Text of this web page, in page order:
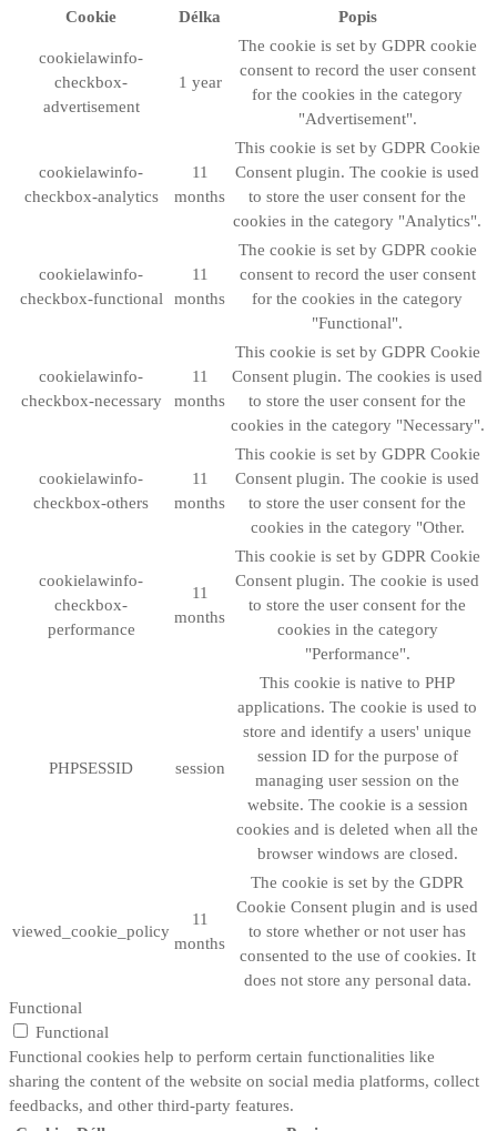
Cookie
Délka Popis
cookielawinfo-
checkbox-
advertisement
1 year
The cookie is set by GDPR cookie
consent to record the user consent
for the cookies in the category
"Advertisement".
cookielawinfo-
checkbox-analytics
11
months
This cookie is set by GDPR Cookie
Consent plugin. The cookie is used
to store the user consent for the
cookies in the category "Analytics".
cookielawinfo-
checkbox-functional
11
months
The cookie is set by GDPR cookie
consent to record the user consent
for the cookies in the category
"Functional".
cookielawinfo-
checkbox-necessary
11
months
This cookie is set by GDPR Cookie
Consent plugin. The cookies is used
to store the user consent for the
cookies in the category "Necessary".
cookielawinfo-
checkbox-others
11
months
This cookie is set by GDPR Cookie
Consent plugin. The cookie is used
to store the user consent for the
cookies in the category "Other.
cookielawinfo-
checkbox-
performance
11
months
This cookie is set by GDPR Cookie
Consent plugin. The cookie is used
to store the user consent for the
cookies in the category
"Performance".
PHPSESSID session
This cookie is native to PHP
applications. The cookie is used to
store and identify a users' unique
session ID for the purpose of
managing user session on the
website. The cookie is a session
cookies and is deleted when all the
browser windows are closed.
viewed_cookie_policy
11
months
The cookie is set by the GDPR
Cookie Consent plugin and is used
to store whether or not user has
consented to the use of cookies. It
does not store any personal data.
Functional
Functional
Functional cookies help to perform certain functionalities like
sharing the content of the website on social media platforms, collect
feedbacks, and other third-party features.